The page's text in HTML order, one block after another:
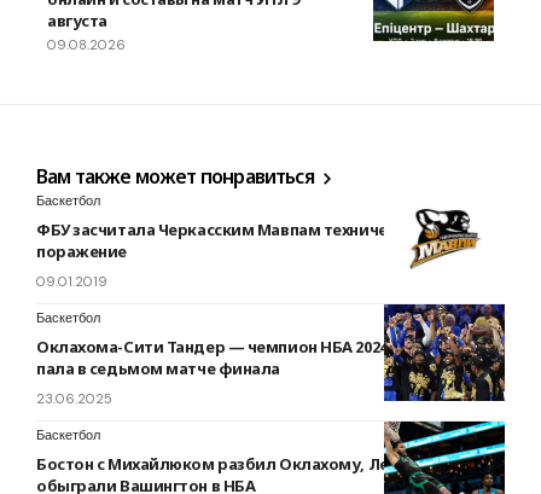
августа
09.08.2026
Вам также может понравиться
Баскетбол
ФБУ засчитала Черкасским Мавпам техническое
поражение
09.01.2019
Баскетбол
Оклахома-Сити Тандер — чемпион НБА 2024/25: Индиана
пала в седьмом матче финала
23.06.2025
Баскетбол
Бостон с Михайлюком разбил Оклахому, Лейкерс
обыграли Вашингтон в НБА